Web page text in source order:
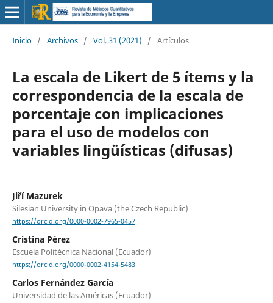
Inicio / Archivos / Vol. 31 (2021) / Artículos
La escala de Likert de 5 ítems y la
correspondencia de la escala de
porcentaje con implicaciones
para el uso de modelos con
variables lingüísticas (difusas)
Jiří Mazurek
Silesian University in Opava (the Czech Republic)
https://orcid.org/0000-0002-7965-0457
Cristina Pérez
Escuela Politécnica Nacional (Ecuador)
https://orcid.org/0000-0002-4154-5483
Carlos Fernández García
Universidad de las Américas (Ecuador)